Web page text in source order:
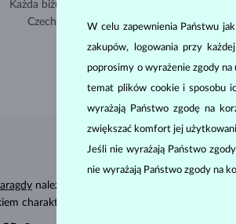
Każda biżuteria powstaje w naszej pracowni w
Czechach i jest wysyłana na cały świat.
DOSTAWA >
należą do najbardziej ulubionych wśród
charakterystycznym są pęknięcia i inkluzje,
W celu zapewnienia Państwu
zakupów, logowania przy
poprosimy o wyrażenie zgody
temat plików cookie i sposobu
wyrażają Państwo zgodę na
zwiększać komfort jej
Jeśli nie wyrażają Państwo
nie wyrażają Państwo zgody na